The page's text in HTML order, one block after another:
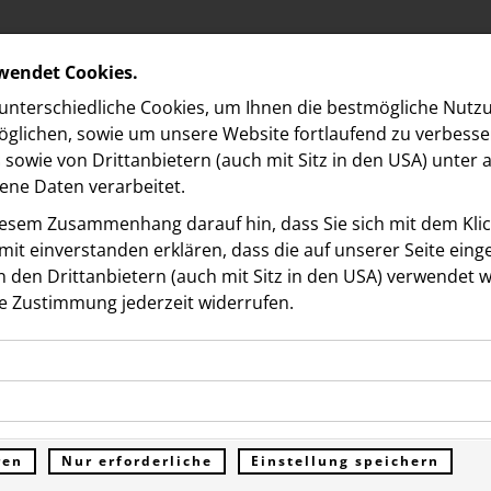
bell“: VIPs und
feiern
Cookies.
Cookies, um Ihnen die best­mögliche
sowie um unsere Website fortlaufend zu
von Drittanbietern (auch mit Sitz in den USA) unter
Daten verarbeitet.
Zusammenhang darauf hin, dass Sie sich mit dem
ein­ver­standen erklären, dass die auf unserer Seite
den Drittanbietern (auch mit Sitz in den USA) verwendet
Zustimmung jederzeit widerrufen.
ermöglichen grundlegende Funktionen und sind für
der Website erforderlich. Diese Cookies
Daten und werden an keine Dritten übermittelt.
erfassen Informationen anonym. Diese Informationen
unsere Besucher unsere Website nutzen.
Nur erforderliche Einstellung speichern